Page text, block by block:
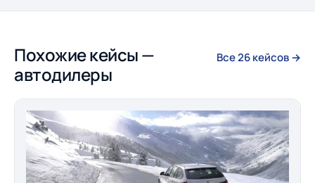
Похожие кейсы —
автодилеры
Все 26 кейсов →